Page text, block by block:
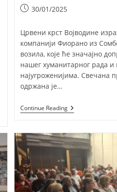
Post30/01/2025
Црвени крст Војводине
компанији Фиорано из
возила, које ће значајно
нашег хуманитарног рада
најугроженијима. Свечана
одржана је…
Continue ReadingЗахвалност
Компанији
На
Донацији
Возила
Црвеном
Крсту
Војводине